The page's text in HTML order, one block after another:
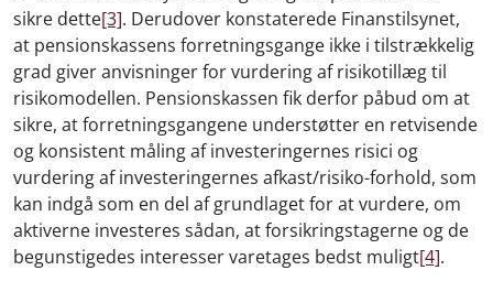
sikre dette[3]. Derudover konstaterede Finanstilsynet,
at pensionskassens forretningsgange ikke i tilstrækkelig
grad giver anvisninger for vurdering af risikotillæg til
risikomodellen. Pensionskassen fik derfor påbud om at
sikre, at forretningsgangene understøtter en retvisende
og konsistent måling af investeringernes risici og
vurdering af investeringernes afkast/risiko-forhold, som
kan indgå som en del af grundlaget for at vurdere, om
aktiverne investeres sådan, at forsikringstagerne og de
begunstigedes interesser varetages bedst muligt[4].